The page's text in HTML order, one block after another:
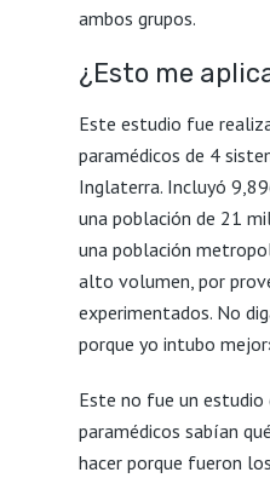
ambos grupos.
¿Esto me
Este estudio fue
paramédicos de 4
Inglaterra. Incluyó
una población de 21
una población
alto volumen, por
experimentados. No
porque yo intubo
Este no fue un estudio
paramédicos sabían
hacer porque fueron